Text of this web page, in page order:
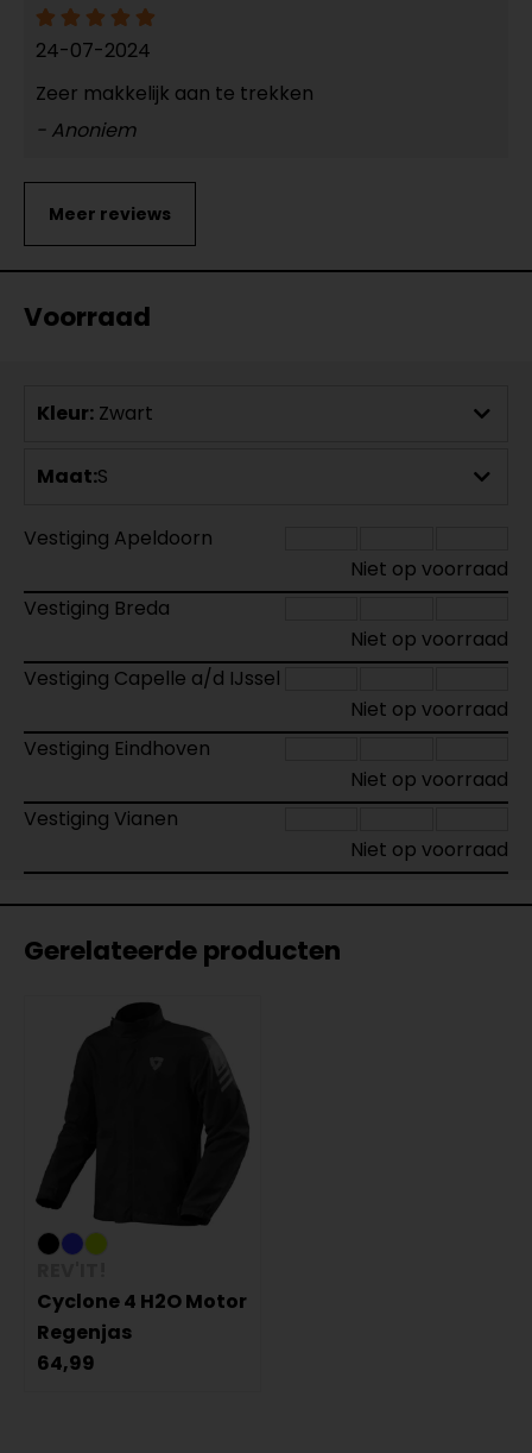
24-07-2024
Zeer makkelijk aan te trekken
- Anoniem
Voorraad
Kleur: Zwart
Maat:S
Vestiging Apeldoorn
Niet op voorraad
Vestiging Breda
Niet op voorraad
Vestiging Capelle a/d IJssel
Niet op voorraad
Vestiging Eindhoven
Niet op voorraad
Vestiging Vianen
Niet op voorraad
Gerelateerde producten
Cyclone 4 H2O Motor
Regenjas
64,99